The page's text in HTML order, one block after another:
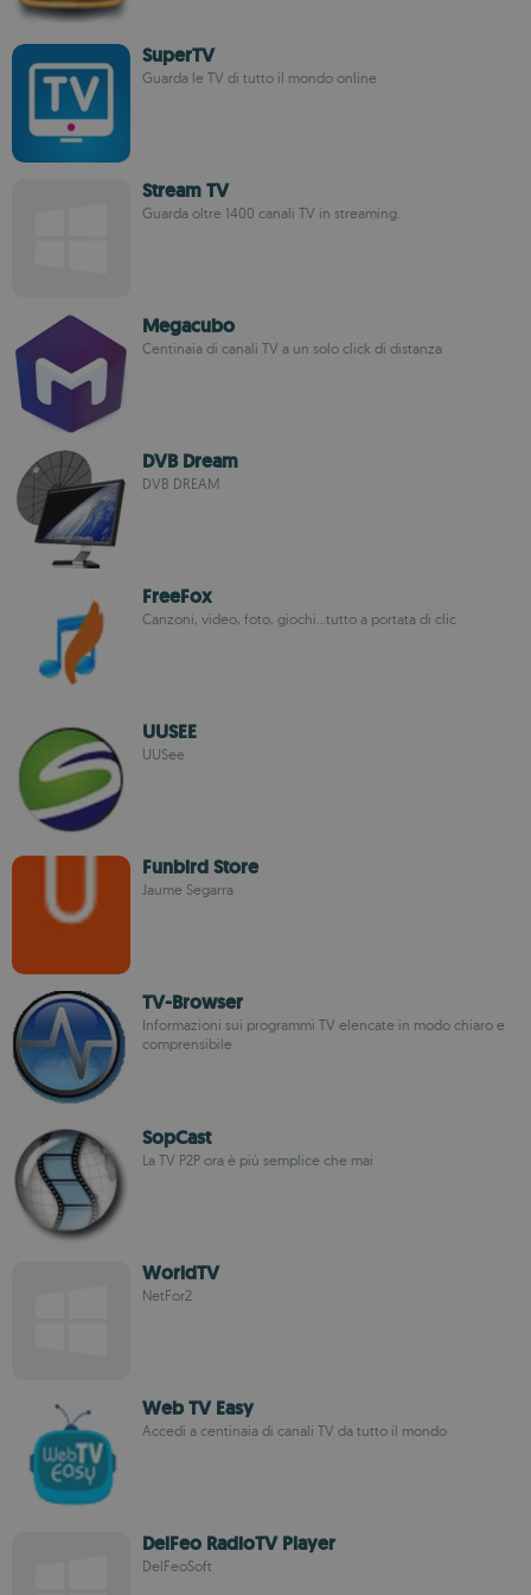
SuperTV
Guarda le TV di tutto il mondo online
Stream TV
Guarda oltre 1400 canali TV in streaming.
Megacubo
Centinaia di canali TV a un solo click di distanza
DVB Dream
DVB DREAM
FreeFox
Canzoni, video, foto, giochi...tutto a portata di clic
UUSEE
UUSee
Funbird Store
Jaume Segarra
TV-Browser
Informazioni sui programmi TV elencate in modo chiaro e
comprensibile
SopCast
La TV P2P ora è più semplice che mai
WorldTV
NetFor2
Web TV Easy
Accedi a centinaia di canali TV da tutto il mondo
DelFeo RadioTV Player
DelFeoSoft